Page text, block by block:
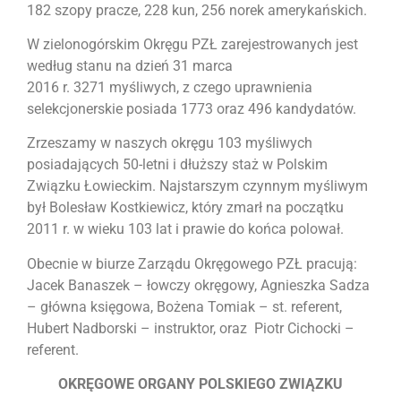
182 szopy pracze, 228 kun, 256 norek amerykańskich.
W zielonogórskim Okręgu PZŁ zarejestrowanych jest
według stanu na dzień 31 marca
2016 r. 3271 myśliwych, z czego uprawnienia
selekcjonerskie posiada 1773 oraz 496 kandydatów.
Zrzeszamy w naszych okręgu 103 myśliwych
posiadających 50-letni i dłuższy staż w Polskim
Związku Łowieckim. Najstarszym czynnym myśliwym
był Bolesław Kostkiewicz, który zmarł na początku
2011 r. w wieku 103 lat i prawie do końca polował.
Obecnie w biurze Zarządu Okręgowego PZŁ pracują:
Jacek Banaszek – łowczy okręgowy, Agnieszka Sadza
– główna księgowa, Bożena Tomiak – st. referent,
Hubert Nadborski – instruktor, oraz Piotr Cichocki –
referent.
OKRĘGOWE ORGANY POLSKIEGO ZWIĄZKU